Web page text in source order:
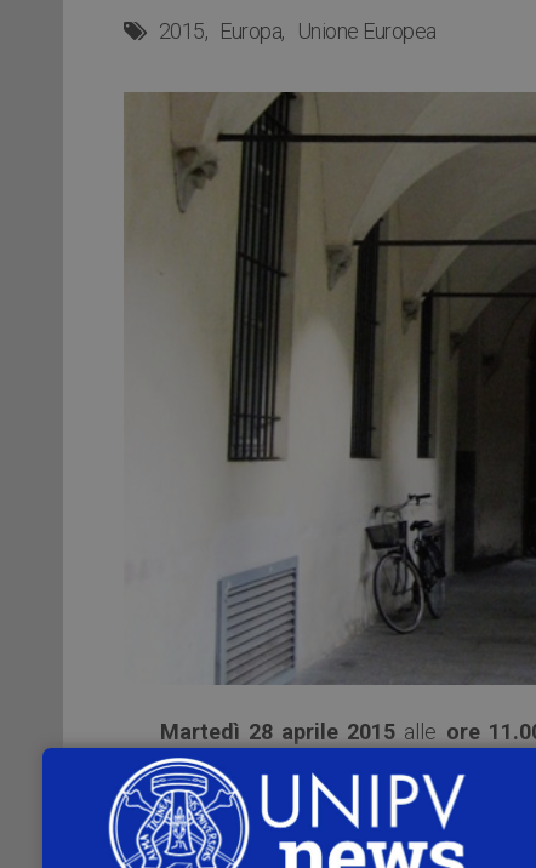
2015 Europa Unione Europea
Martedì 28 aprile 2015 alle ore
Sociali
seminari “
Le politiche dell’Unione
Relatore